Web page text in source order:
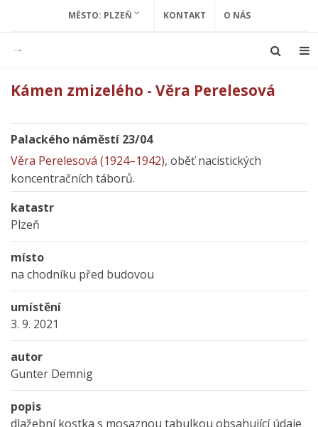
MĚSTO: PLZEŇ KONTAKT O NÁS
Kámen zmizelého - Věra Perelesová
Palackého náměstí 23/04
Věra Perelesová (1924–1942), oběť nacistických
koncentračních táborů.
katastr
Plzeň
místo
na chodníku před budovou
umístění
3. 9. 2021
autor
Gunter Demnig
popis
dlažební kostka s mosaznou tabulkou obsahující údaje